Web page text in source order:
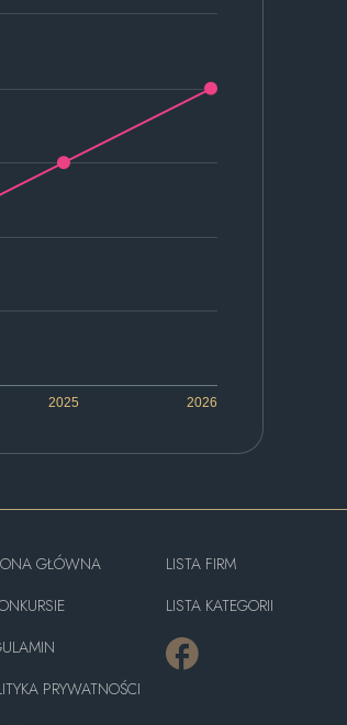
2025 2026
GŁÓWNA
PRYWATNOŚCI
LISTA FIRM
LISTA KATEGORII